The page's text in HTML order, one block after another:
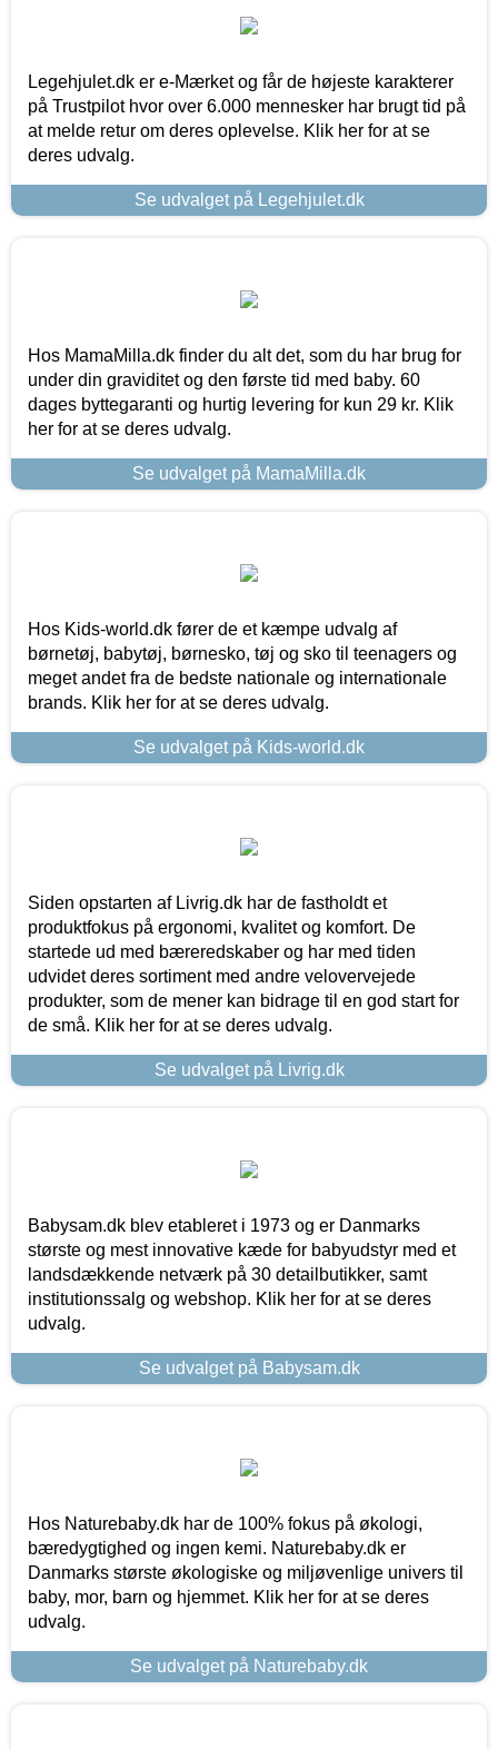
Legehjulet.dk er e-Mærket og får de højeste karakterer
på Trustpilot hvor over 6.000 mennesker har brugt tid på
at melde retur om deres oplevelse. Klik her for at se
deres udvalg.
Se udvalget på Legehjulet.dk
Hos MamaMilla.dk finder du alt det, som du har brug for
under din graviditet og den første tid med baby. 60
dages byttegaranti og hurtig levering for kun 29 kr. Klik
her for at se deres udvalg.
Se udvalget på MamaMilla.dk
Hos Kids-world.dk fører de et kæmpe udvalg af
børnetøj, babytøj, børnesko, tøj og sko til teenagers og
meget andet fra de bedste nationale og internationale
brands. Klik her for at se deres udvalg.
Se udvalget på Kids-world.dk
Siden opstarten af Livrig.dk har de fastholdt et
produktfokus på ergonomi, kvalitet og komfort. De
startede ud med bæreredskaber og har med tiden
udvidet deres sortiment med andre velovervejede
produkter, som de mener kan bidrage til en god start for
de små. Klik her for at se deres udvalg.
Se udvalget på Livrig.dk
Babysam.dk blev etableret i 1973 og er Danmarks
største og mest innovative kæde for babyudstyr med et
landsdækkende netværk på 30 detailbutikker, samt
institutionssalg og webshop. Klik her for at se deres
udvalg.
Se udvalget på Babysam.dk
Hos Naturebaby.dk har de 100% fokus på økologi,
bæredygtighed og ingen kemi. Naturebaby.dk er
Danmarks største økologiske og miljøvenlige univers til
baby, mor, barn og hjemmet. Klik her for at se deres
udvalg.
Se udvalget på Naturebaby.dk